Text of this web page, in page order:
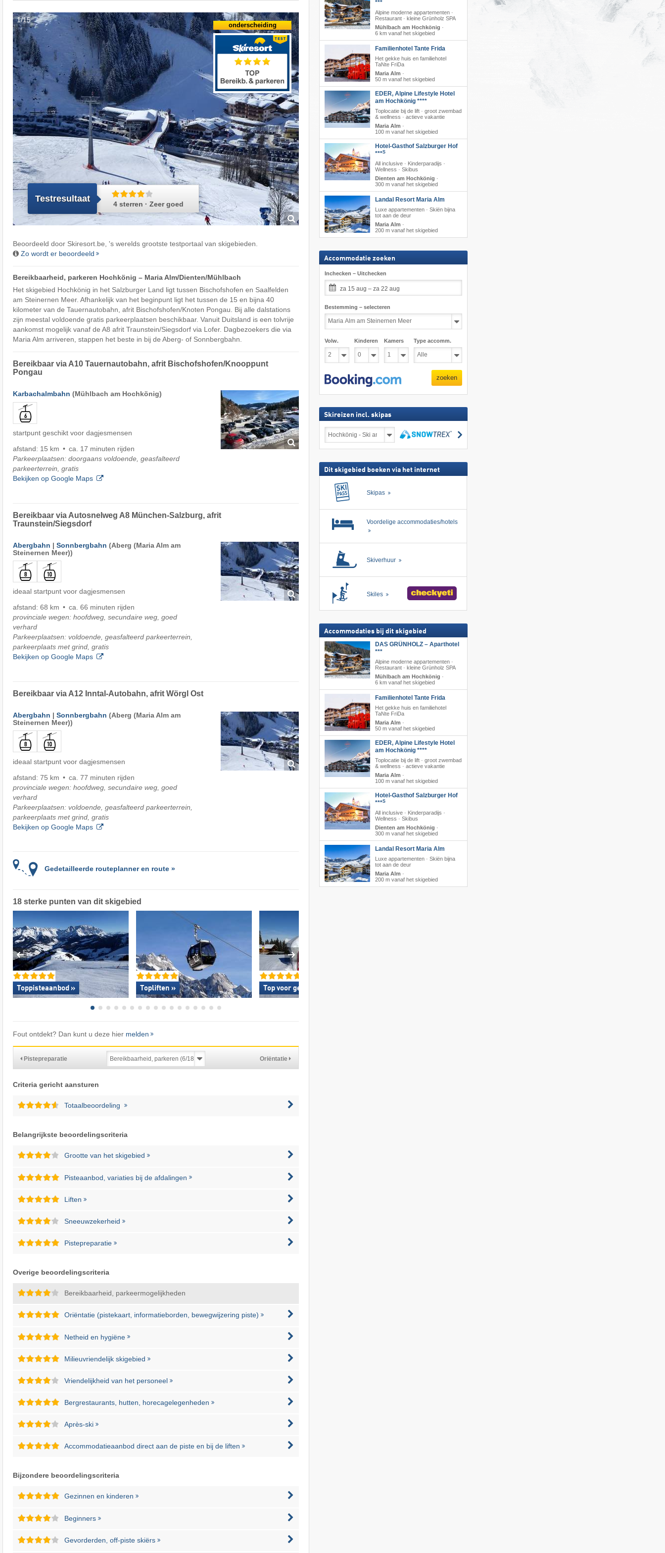
1/15
Testresultaat
4 sterren · Zeer goed
onderscheiding
Beoordeeld door Skiresort.be, 's werelds grootste testportaal van skigebieden.
Zo wordt er beoordeeld
Bereikbaarheid, parkeren Hochkönig – Maria Alm/​Dienten/​Mühlbach
Het skigebied Hochkönig in het Salzburger Land ligt tussen Bischofshofen en Saalfelden
am Steinernen Meer. Afhankelijk van het beginpunt ligt het tussen de 15 en bijna 40
kilometer van de Tauernautobahn, afrit Bischofshofen/Knoten Pongau. Bij alle dalstations
zijn meestal voldoende gratis parkeerplaatsen beschikbaar. Vanuit Duitsland is een tolvrije
aankomst mogelijk vanaf de A8 afrit Traunstein/Siegsdorf via Lofer. Dagbezoekers die via
Maria Alm arriveren, stappen het beste in bij de Aberg- of Sonnbergbahn.
Bereikbaar via A10 Tauernautobahn, afrit Bischofshofen/Knooppunt
Pongau
Karbachalmbahn (Mühlbach am Hochkönig)
startpunt geschikt voor dagjesmensen
afstand: 15 km
ca. 17 minuten rijden
Parkeerplaatsen: doorgaans voldoende, geasfalteerd
parkeerterrein, gratis
Bekijken op Google Maps
Bereikbaar via Autosnelweg A8 München-Salzburg, afrit
Traunstein/Siegsdorf
Abergbahn | Sonnbergbahn (Aberg (Maria Alm am
Steinernen Meer))
ideaal startpunt voor dagjesmensen
afstand: 68 km
ca. 66 minuten rijden
provinciale wegen: hoofdweg, secundaire weg, goed
verhard
Parkeerplaatsen: voldoende, geasfalteerd parkeerterrein,
parkeerplaats met grind, gratis
Bekijken op Google Maps
Bereikbaar via A12 Inntal-Autobahn, afrit Wörgl Ost
Abergbahn | Sonnbergbahn (Aberg (Maria Alm am
Steinernen Meer))
ideaal startpunt voor dagjesmensen
afstand: 75 km
ca. 77 minuten rijden
provinciale wegen: hoofdweg, secundaire weg, goed
verhard
Parkeerplaatsen: voldoende, geasfalteerd parkeerterrein,
parkeerplaats met grind, gratis
Bekijken op Google Maps
Gedetailleerde routeplanner en route »
18 sterke punten van dit skigebied
Toppisteaanbod » Topliften » Top voor gezinnen »
Fout ontdekt? Dan kunt u deze hier melden
Pistepreparatie Oriëntatie
Criteria gericht aansturen
Totaalbeoordeling
Belangrijkste beoordelingscriteria
Grootte van het skigebied
Pisteaanbod, variaties bij de afdalingen
Liften
Sneeuwzekerheid
Pistepreparatie
Overige beoordelingscriteria
Bereikbaarheid, parkeermogelijkheden
Oriëntatie (pistekaart, informatieborden, bewegwijzering piste)
Netheid en hygiëne
Milieuvriendelijk skigebied
Vriendelijkheid van het personeel
Bergrestaurants, hutten, horecagelegenheden
Après-ski
Accommodatieaanbod direct aan de piste en bij de liften
Bijzondere beoordelingscriteria
Gezinnen en kinderen
Beginners
Gevorderden, off-piste skiërs
***
Alpine moderne appartementen ·
Restaurant · kleine Grünholz SPA
Mühlbach am Hochkönig ·
6 km vanaf het skigebied
Familienhotel Tante Frida
Het gekke huis en familiehotel
TaNte FriDa
Maria Alm ·
50 m vanaf het skigebied
EDER, Alpine Lifestyle Hotel
am Hochkönig ****
Toplocatie bij de lift · groot zwembad
& wellness · actieve vakantie
Maria Alm ·
100 m vanaf het skigebied
Hotel-Gasthof Salzburger Hof
***S
All inclusive · Kinderparadijs ·
Wellness · Skibus
Dienten am Hochkönig ·
300 m vanaf het skigebied
Landal Resort Maria Alm
Luxe appartementen · Skiën bijna
tot aan de deur
Maria Alm ·
200 m vanaf het skigebied
Accommodatie zoeken
Inchecken – Uitchecken
za 15 aug – za 22 aug
Bestemming – selecteren
Volw. Kinderen Kamers Type accomm.
zoeken
Skireizen incl. skipas
incl.
zoeken
Dit skigebied boeken via het internet
Skipas
Voordelige accommodaties/hotels
Skiverhuur
Skiles
Accommodaties bij dit skigebied
DAS GRÜNHOLZ – Aparthotel
***
Alpine moderne appartementen ·
Restaurant · kleine Grünholz SPA
Mühlbach am Hochkönig ·
6 km vanaf het skigebied
Familienhotel Tante Frida
Het gekke huis en familiehotel
TaNte FriDa
Maria Alm ·
50 m vanaf het skigebied
EDER, Alpine Lifestyle Hotel
am Hochkönig ****
Toplocatie bij de lift · groot zwembad
& wellness · actieve vakantie
Maria Alm ·
100 m vanaf het skigebied
Hotel-Gasthof Salzburger Hof
***S
All inclusive · Kinderparadijs ·
Wellness · Skibus
Dienten am Hochkönig ·
300 m vanaf het skigebied
Landal Resort Maria Alm
Luxe appartementen · Skiën bijna
tot aan de deur
Maria Alm ·
200 m vanaf het skigebied